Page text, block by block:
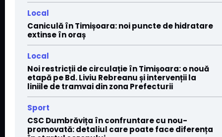
Local
Caniculă în Timișoara: noi puncte de hidratare
extinse în oraș
Local
Noi restricții de circulație în Timișoara: o nouă
etapă pe Bd. Liviu Rebreanu și intervenții la
liniile de tramvai din zona Prefecturii
Sport
CSC Dumbrăvița în confruntare cu nou-
promovată: detaliul care poate face diferența